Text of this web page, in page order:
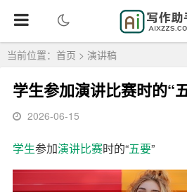
当前位置： 首页 > 演讲稿
学生参加演讲比赛时的“
2026-06-15
学生参加演讲比赛时的“五要”